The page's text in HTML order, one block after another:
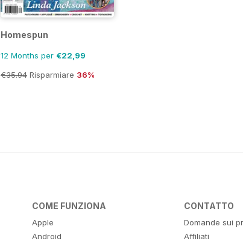
Homespun
12 Months per €22,99
€35.94 Risparmiare 36%
COME FUNZIONA
Apple
Android
CONTATTO
Domande sui
Affiliati